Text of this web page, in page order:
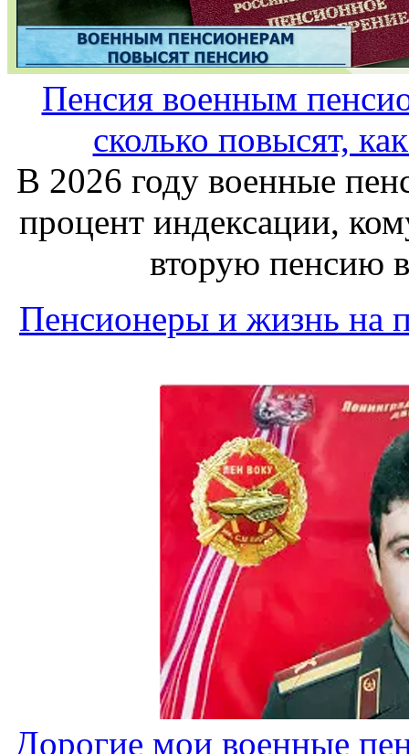
Пенсия военным
сколько повысят,
В 2026 году военные
процент индексации,
вторую пенсию
Пенсионеры и жизнь на
Дорогие мои военные